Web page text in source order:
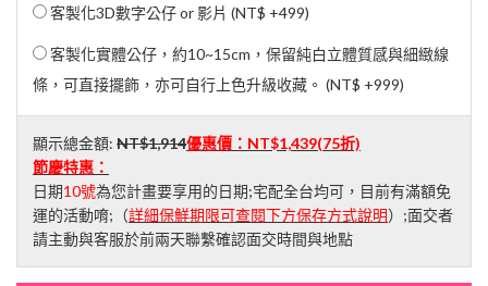
客製化3D數字公仔 or 影片 (NT$ +499)
客製化實體公仔，約10~15cm，保留純白立體質感與細緻線
條，可直接擺飾，亦可自行上色升級收藏。 (NT$ +999)
顯示總金額: NT$1,914優惠價： NT$1,439(75折)
節慶特惠：
日期10號為您計畫要享用的日期;宅配全台均可，目前有滿額免
運的活動唷;（詳細保鮮期限可查閱下方保存方式說明）;面交者
請主動與客服於前兩天聯繫確認面交時間與地點